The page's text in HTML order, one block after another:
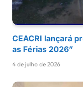
CEACRI lançará
as Férias 2026”
4 de julho de 2026